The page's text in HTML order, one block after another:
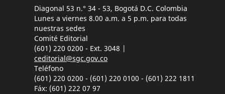
Diagonal 53 n.° 34 - 53, Bogotá D.C. Colombia
Lunes a viernes 8.00 a.m. a 5 p.m. para todas
nuestras sedes
Comité Editorial
(601) 220 0200 - Ext. 3048 |
ceditorial@sgc.gov.co
Teléfono
(601) 220 0200 - (601) 220 0100 - (601) 222 1811
Fáx: (601) 222 07 97